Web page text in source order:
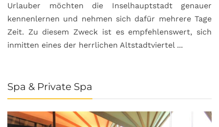
Urlauber möchten die Inselhauptstadt genauer
kennenlernen und nehmen sich dafür mehrere Tage
Zeit. Zu diesem Zweck ist es empfehlenswert, sich
inmitten eines der herrlichen Altstadtviertel ...
Spa & Private Spa